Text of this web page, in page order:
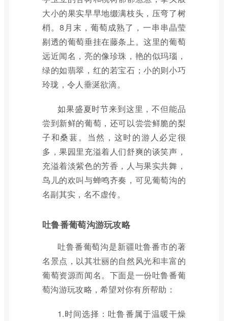
大小的果实早早地缀满枝头，压弯了树
梢。8月末，葡萄成熟了，一串串晶莹
剔透的葡萄垂挂在藤条上。这里的葡萄
远近闻名，亮的像珍珠，艳的似玛瑙，
绿的如翡翠，红的若宝石；小的则小巧
玲珑，令人垂涎欲滴。
如果盛夏时节来到这里，不但能品
尝到新鲜的葡萄，还可以尝尝鲜脆的梨
子和桑葚。当然，这时的游人必定很
多，果园里充溢着人们舒爽的谈笑声，
充溢着淡紫色的芳香，人与果实共舞，
鸟儿的欢叫与蝉鸣齐奏，可见葡萄沟的
名副其实，名不虚传。
吐鲁番葡萄沟游玩攻略
吐鲁番葡萄沟是新疆吐鲁番市的著
名景点，以其壮丽的自然风光和丰富的
葡萄资源而闻名。下面是一份吐鲁番葡
萄沟游玩攻略，希望对你有所帮助：
1.时间选择：吐鲁番属于温暖干燥